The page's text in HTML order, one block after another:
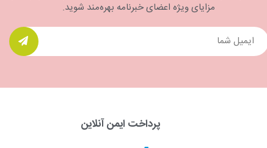
مزایای ویژه اعضای خبرنامه بهره‌مند شوید.
پرداخت ایمن آنلاین